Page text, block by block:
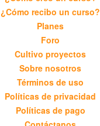
¿Cómo recibo un curso?
Planes
Foro
Cultivo proyectos
Sobre nosotros
Términos de uso
Políticas de privacidad
Políticas de pago